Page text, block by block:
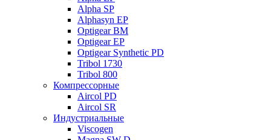
Alpha SP
Alphasyn EP
Optigear BM
Optigear EP
Optigear Synthetic PD
Tribol 1730
Tribol 800
Компрессорные
Aircol PD
Aircol SR
Индустриальные
Viscogen